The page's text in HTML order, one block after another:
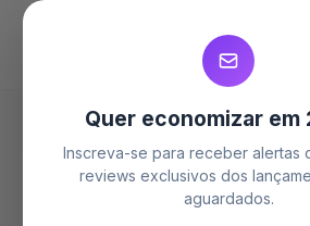
Home
Blog
Como tirar pelo de roupa
e eficazes!
Quer economizar em
Inscreva-se para receber alertas
reviews exclusivos dos
aguardados.